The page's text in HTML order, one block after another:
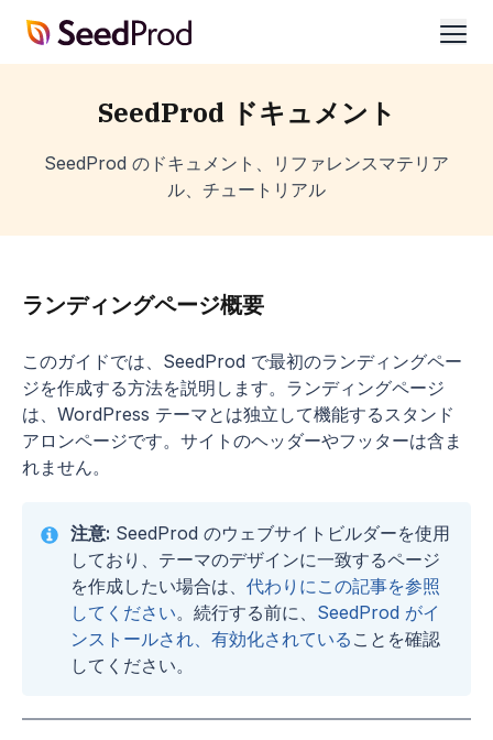
SeedProd
SeedProd ドキュメント
SeedProd のドキュメント、リファレンスマテリア
ル、チュートリアル
ランディングページ概要
このガイドでは、SeedProd で最初のランディングペー
ジを作成する方法を説明します。ランディングページ
は、WordPress テーマとは独立して機能するスタンド
アロンページです。サイトのヘッダーやフッターは含ま
れません。
注意: SeedProd のウェブサイトビルダーを使用
しており、テーマのデザインに一致するページ
を作成したい場合は、 代わりにこの記事を参照
してください。続行する前に、 SeedProd がイ
ンストールされ、有効化されている ことを確認
してください。